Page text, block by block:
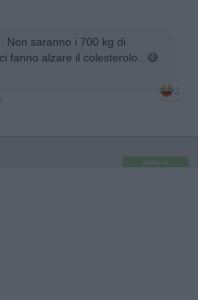
Non saranno i 700 kg di
fanno alzare il colesterolo...😅
2
pubblicità